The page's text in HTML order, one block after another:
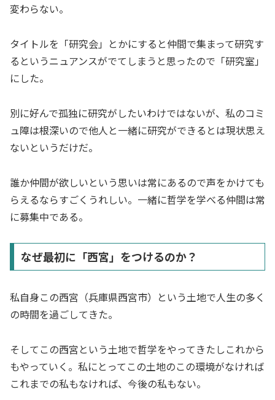
変わらない。
タイトルを「研究会」とかにすると仲間で集まって研究す
るというニュアンスがでてしまうと思ったので「研究室」
にした。
別に好んで孤独に研究がしたいわけではないが、私のコミ
ュ障は根深いので他人と一緒に研究ができるとは現状思え
ないというだけだ。
誰か仲間が欲しいという思いは常にあるので声をかけても
らえるならすごくうれしい。一緒に哲学を学べる仲間は常
に募集中である。
なぜ最初に「西宮」をつけるのか？
私自身この西宮（兵庫県西宮市）という土地で人生の多く
の時間を過ごしてきた。
そしてこの西宮という土地で哲学をやってきたしこれから
もやっていく。私にとってこの土地のこの環境がなければ
これまでの私もなければ、今後の私もない。